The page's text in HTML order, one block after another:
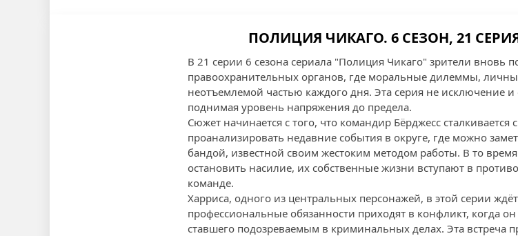
ПОЛИЦИЯ ЧИКАГО. 6 СЕЗОН, 21
В 21 серии 6 сезона сериала "Полиция Чикаго" зрители вновь
правоохранительных органов, где моральные дилеммы,
неотъемлемой частью каждого дня. Эта серия не исключение
поднимая уровень напряжения до предела.
Сюжет начинается с того, что командир Бёрджесс
проанализировать недавние события в округе, где можно
бандой, известной своим жестоким методом работы. В то
остановить насилие, их собственные жизни вступают в
команде.
Харриса, одного из центральных персонажей, в этой серии
профессиональные обязанности приходят в конфликт, когда
ставшего подозреваемым в криминальных делах. Эта